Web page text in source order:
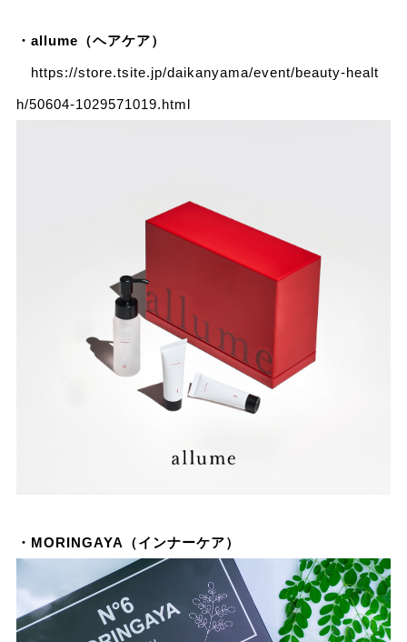
・allume（ヘアケア）
https://store.tsite.jp/daikanyama/event/beauty-healt
h/50604-1029571019.html
・MORINGAYA（インナーケア）